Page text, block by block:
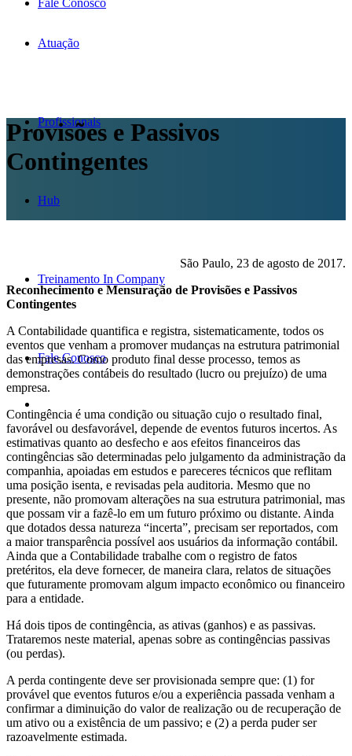
Atuação
Profissionais
Hub
Treinamento In Company
Fale Conosco
Fale Conosco
Provisões e Passivos
Contingentes
São Paulo, 23 de agosto de 2017.
Reconhecimento e Mensuração de Provisões e Passivos
Contingentes
A Contabilidade quantifica e registra, sistematicamente, todos os
eventos que venham a promover mudanças na estrutura patrimonial
das empresas. Como produto final desse processo, temos as
demonstrações contábeis do resultado (lucro ou prejuízo) de uma
empresa.
Contingência é uma condição ou situação cujo o resultado final,
favorável ou desfavorável, depende de eventos futuros incertos. As
estimativas quanto ao desfecho e aos efeitos financeiros das
contingências são determinadas pelo julgamento da administração da
companhia, apoiadas em estudos e pareceres técnicos que reflitam
uma posição isenta, e revisadas pela auditoria. Mesmo que no
presente, não promovam alterações na sua estrutura patrimonial, mas
que possam vir a fazê-lo em um futuro próximo ou distante. Ainda
que dotados dessa natureza “incerta”, precisam ser reportados, com
a maior transparência possível aos usuários da informação contábil.
Ainda que a Contabilidade trabalhe com o registro de fatos
pretéritos, ela deve fornecer, de maneira clara, relatos de situações
que futuramente promovam algum impacto econômico ou financeiro
para a entidade.
Há dois tipos de contingência, as ativas (ganhos) e as passivas.
Trataremos neste material, apenas sobre as contingências passivas
(ou perdas).
A perda contingente deve ser provisionada sempre que: (1) for
provável que eventos futuros e/ou a experiência passada venham a
confirmar a diminuição do valor de realização ou de recuperação de
um ativo ou a existência de um passivo; e (2) a perda puder ser
razoavelmente estimada.